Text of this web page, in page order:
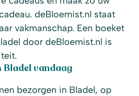
deBloemist.nl staat
vakmanschap. Een boeket
door deBloemist.nl is
Bladel vandaag
bezorgen in Bladel, op